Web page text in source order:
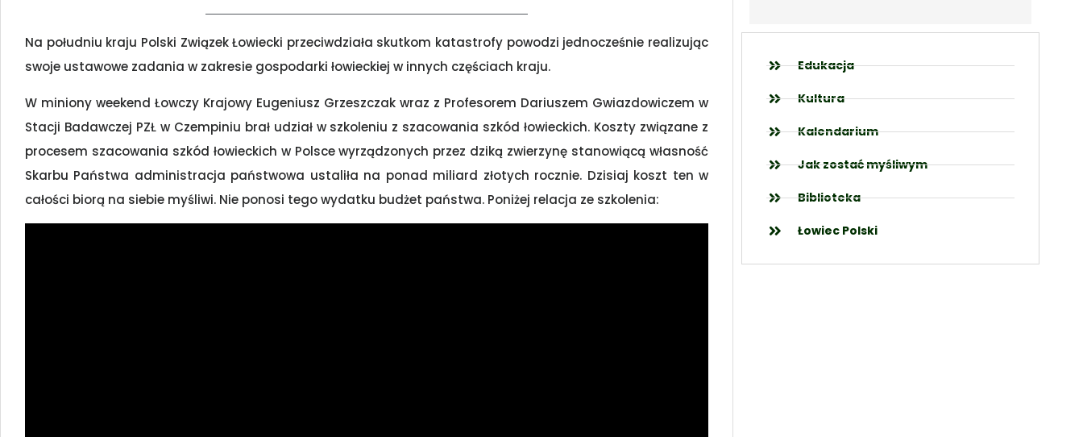
Na południu kraju Polski Związek Łowiecki przeciwdziała skutkom katastrofy powodzi jednocześnie realizując
swoje ustawowe zadania w zakresie gospodarki łowieckiej w innych częściach kraju.
W miniony weekend Łowczy Krajowy Eugeniusz Grzeszczak wraz z Profesorem Dariuszem Gwiazdowiczem w
Stacji Badawczej PZŁ w Czempiniu brał udział w szkoleniu z szacowania szkód łowieckich. Koszty związane z
procesem szacowania szkód łowieckich w Polsce wyrządzonych przez dziką zwierzynę stanowiącą własność
Skarbu Państwa administracja państwowa ustaliła na ponad miliard złotych rocznie. Dzisiaj koszt ten w
całości biorą na siebie myśliwi. Nie ponosi tego wydatku budżet państwa. Poniżej relacja ze szkolenia:
Edukacja
Kultura
Kalendarium
Jak zostać myśliwym
Biblioteka
Łowiec Polski